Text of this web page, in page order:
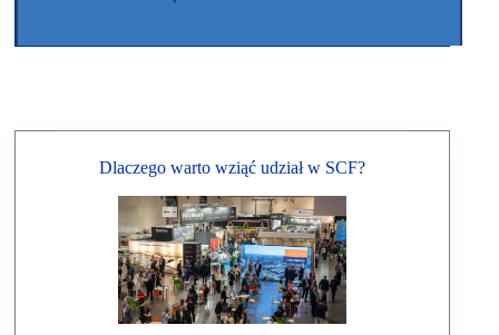
Dlaczego warto wziąć udział w SCF?